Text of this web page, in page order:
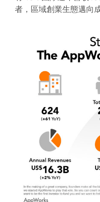
者，區域創業生態邁向